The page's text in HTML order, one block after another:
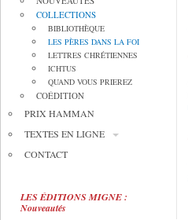
COLLECTIONS
BIBLIOTHÈQUE
LES PÈRES DANS LA FOI
LETTRES CHRÉTIENNES
ICHTUS
QUAND VOUS PRIEREZ
COÉDITION
PRIX HAMMAN
TEXTES EN LIGNE
CONTACT
LES ÉDITIONS MIGNE :
Nouveautés